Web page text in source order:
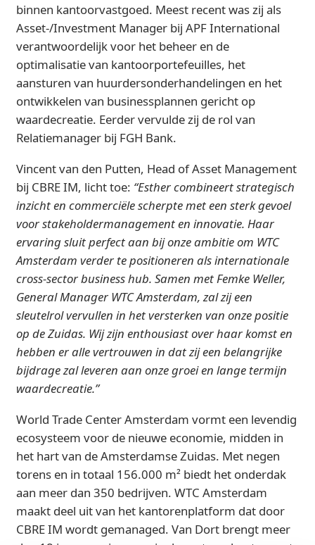
binnen kantoorvastgoed. Meest recent was zij als
Asset-/Investment Manager bij APF International
verantwoordelijk voor het beheer en de
optimalisatie van kantoorportefeuilles, het
aansturen van huurdersonderhandelingen en het
ontwikkelen van businessplannen gericht op
waardecreatie. Eerder vervulde zij de rol van
Relatiemanager bij FGH Bank.
Vincent van den Putten, Head of Asset Management
bij CBRE IM, licht toe: “Esther combineert strategisch
inzicht en commerciële scherpte met een sterk gevoel
voor stakeholdermanagement en innovatie. Haar
ervaring sluit perfect aan bij onze ambitie om WTC
Amsterdam verder te positioneren als internationale
cross-sector business hub. Samen met Femke Weller,
General Manager WTC Amsterdam, zal zij een
sleutelrol vervullen in het versterken van onze positie
op de Zuidas. Wij zijn enthousiast over haar komst en
hebben er alle vertrouwen in dat zij een belangrijke
bijdrage zal leveren aan onze groei en lange termijn
waardecreatie.”
World Trade Center Amsterdam vormt een levendig
ecosysteem voor de nieuwe economie, midden in
het hart van de Amsterdamse Zuidas. Met negen
torens en in totaal 156.000 m² biedt het onderdak
aan meer dan 350 bedrijven. WTC Amsterdam
maakt deel uit van het kantorenplatform dat door
CBRE IM wordt gemanaged. Van Dort brengt meer